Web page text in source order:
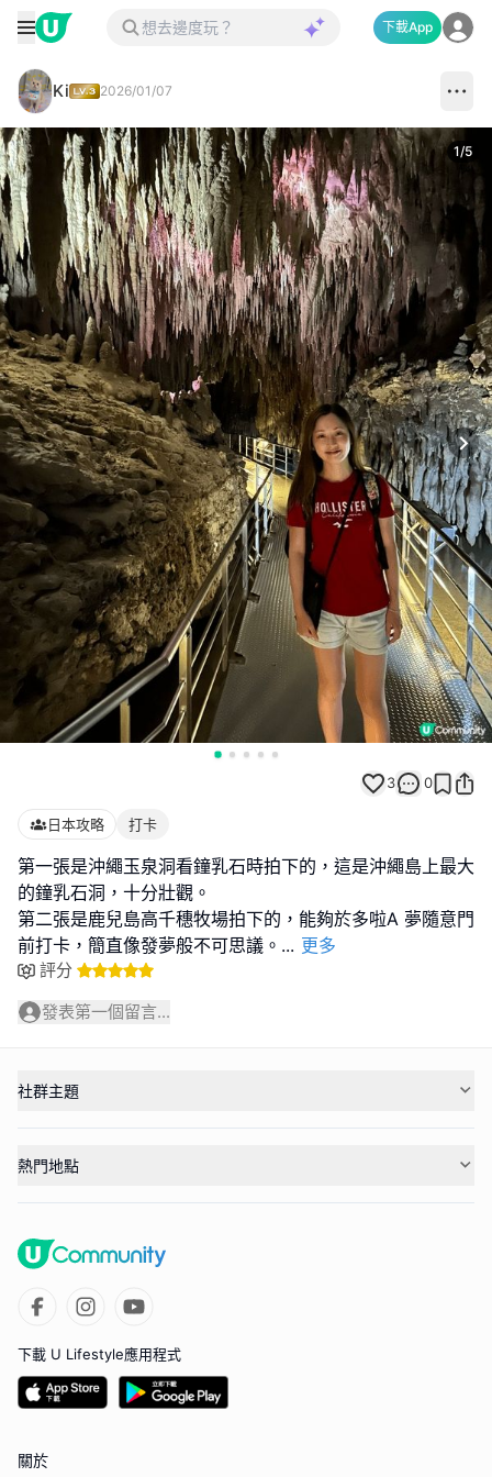
下載App
Ki 2026/01/07
1/5
3 0
日本攻略 打卡
第一張是沖繩玉泉洞看鐘乳石時拍下的，這是沖繩島上最大
的鐘乳石洞，十分壯觀。
第二張是鹿兒島高千穗牧場拍下的，能夠於多啦A 夢隨意門
前打卡，簡直像發夢般不可思議。 ... 更多
評分
發表第一個留言...
社群主題
熱門地點
下載 U Lifestyle應用程式
關於